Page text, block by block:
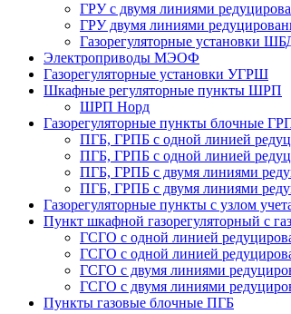
ГРУ с двумя линиями
ГРУ двумя линиями
Газорегуляторные установки
Электроприводы МЭОФ
Газорегуляторные установки УГРШ
Шкафные регуляторные пункты ШРП
ШРП Норд
Газорегуляторные пункты блочные
ПГБ, ГРПБ с одной линией
ПГБ, ГРПБ с одной линией
ПГБ, ГРПБ с двумя линиями
ПГБ, ГРПБ с двумя линиями
Газорегуляторные пункты с узлом
Пункт шкафной газорегуляторный с
ГСГО с одной линией
ГСГО c одной линией
ГСГО с двумя линиями
ГСГО с двумя линиями
Пункты газовые блочные ПГБ